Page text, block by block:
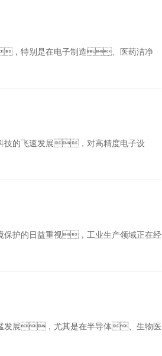
，特别是在电子制造、医药洁净
技的飞速发展，对高精度电子设
保护的日益重视，工业生产领域正在经
猛发展，尤其是在半导体、生物医